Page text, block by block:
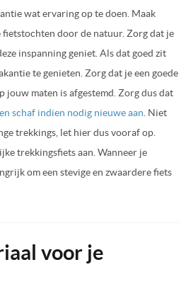
wat ervaring op te doen. Maak
door de natuur. Zorg dat je
inspanning geniet. Als dat goed zit
te genieten. Zorg dat je een goede
jouw maten is afgestemd. Zorg dus dat
schaf indien nodig nieuwe aan . Niet
trekkings, let hier dus vooraf op.
trekkingsfiets aan. Wanneer je
om een stevige en zwaardere fiets
voor je